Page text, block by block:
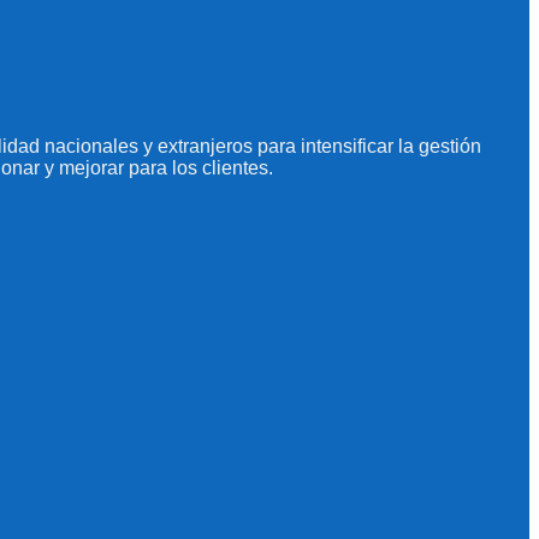
nacionales y extranjeros para intensificar la gestión
y mejorar para los clientes.